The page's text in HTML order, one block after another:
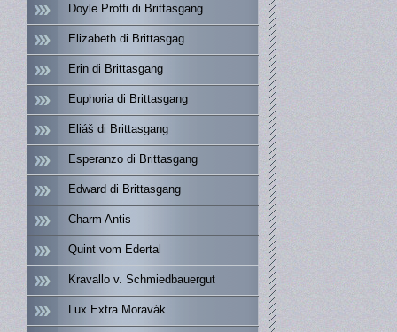
Doyle Proffi di Brittasgang
Elizabeth di Brittasgag
Erin di Brittasgang
Euphoria di Brittasgang
Eliáš di Brittasgang
Esperanzo di Brittasgang
Edward di Brittasgang
Charm Antis
Quint vom Edertal
Kravallo v. Schmiedbauergut
Lux Extra Moravák